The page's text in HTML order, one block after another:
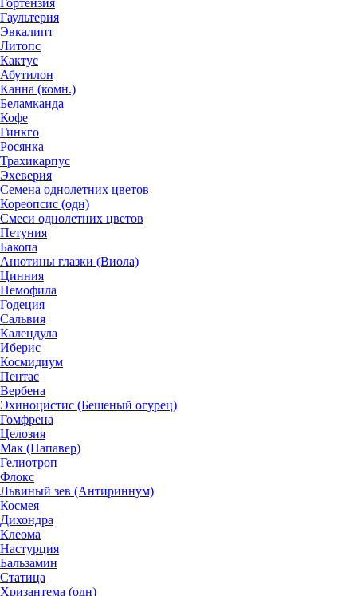
Гортензия
Гаультерия
Эвкалипт
Литопс
Кактус
Абутилон
Канна (комн.)
Беламканда
Кофе
Гинкго
Росянка
Трахикарпус
Эхеверия
Семена однолетних цветов
Кореопсис (одн)
Смеси однолетних цветов
Петуния
Бакопа
Анютины глазки (Виола)
Цинния
Немофила
Годеция
Сальвия
Календула
Иберис
Космидиум
Пентас
Вербена
Эхиноцистис (Бешеный огурец)
Гомфрена
Целозия
Мак (Папавер)
Гелиотроп
Флокс
Львиный зев (Антириннум)
Космея
Дихондра
Клеома
Настурция
Бальзамин
Статица
Хризантема (одн)